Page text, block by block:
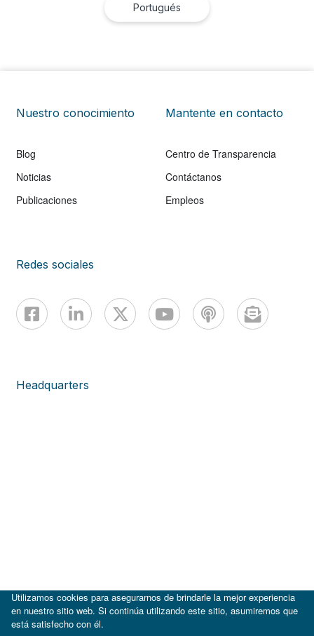
Portugués
Nuestro conocimiento
Blog
Noticias
Publicaciones
Mantente en contacto
Centro de Transparencia
Contáctanos
Empleos
Redes sociales
Headquarters
Utilizamos cookies para asegurarnos de brindarle la mejor experiencia
en nuestro sitio web. Si continúa utilizando este sitio, asumiremos que
está satisfecho con él.